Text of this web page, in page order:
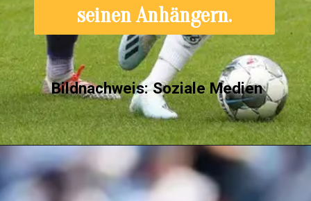
Bildnachweis: Soziale Medien
seinen Anhängern.